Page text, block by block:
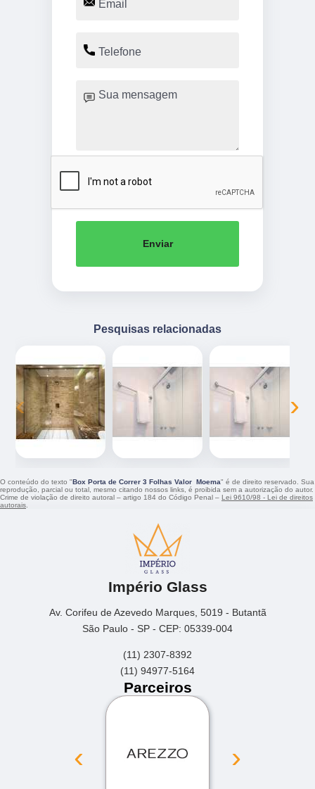
Enviar
Pesquisas relacionadas
‹ ›
O conteúdo do texto "Box Porta de Correr 3 Folhas Valor Moema" é de direito reservado. Sua
reprodução, parcial ou total, mesmo citando nossos links, é proibida sem a autorização do autor.
Crime de violação de direito autoral – artigo 184 do Código Penal – Lei 9610/98 - Lei de direitos
autorais.
Império Glass
Av. Corifeu de Azevedo Marques, 5019 - Butantã
São Paulo - SP - CEP: 05339-004
(11) 2307-8392
(11) 94977-5164
Parceiros
‹ ›